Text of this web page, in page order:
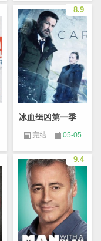
8.9
冰血缉凶第一季
完结 05-05
9.4